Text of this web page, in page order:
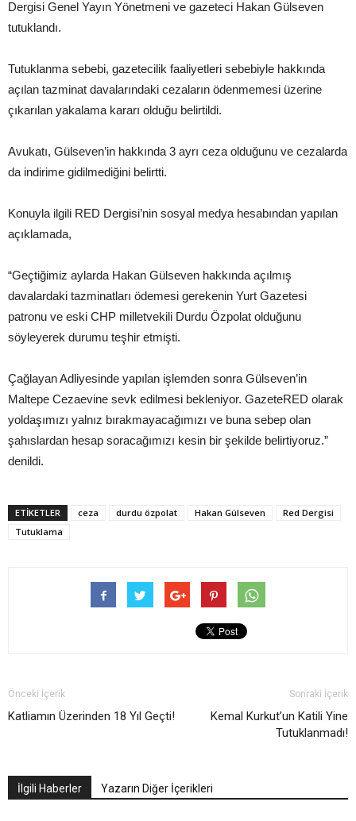
Dergisi Genel Yayın Yönetmeni ve gazeteci Hakan Gülseven
tutuklandı.
Tutuklanma sebebi, gazetecilik faaliyetleri sebebiyle hakkında
açılan tazminat davalarındaki cezaların ödenmemesi üzerine
çıkarılan yakalama kararı olduğu belirtildi.
Avukatı, Gülseven’in hakkında 3 ayrı ceza olduğunu ve cezalarda
da indirime gidilmediğini belirtti.
Konuyla ilgili RED Dergisi’nin sosyal medya hesabından yapılan
açıklamada,
“Geçtiğimiz aylarda Hakan Gülseven hakkında açılmış
davalardaki tazminatları ödemesi gerekenin Yurt Gazetesi
patronu ve eski CHP milletvekili Durdu Özpolat olduğunu
söyleyerek durumu teşhir etmişti.
Çağlayan Adliyesinde yapılan işlemden sonra Gülseven’in
Maltepe Cezaevine sevk edilmesi bekleniyor. GazeteRED olarak
yoldaşımızı yalnız bırakmayacağımızı ve buna sebep olan
şahıslardan hesap soracağımızı kesin bir şekilde belirtiyoruz.”
denildi.
ETIKETLER ceza durdu özpolat Hakan Gülseven
Red Dergisi
Tutuklama
Önceki İçerik
Katliamın Üzerinden 18 Yıl Geçti!
Sonraki İçerik
Kemal Kurkut’un Katili Yine
Tutuklanmadı!
İlgili Haberler Yazarın Diğer İçerikleri